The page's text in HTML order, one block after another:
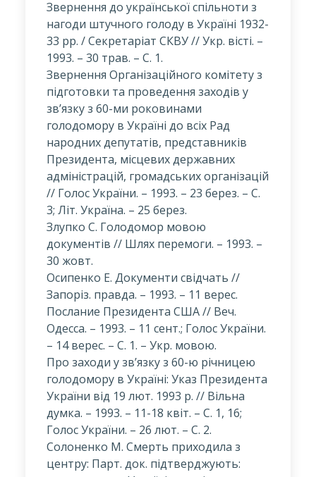
Звернення до української спільноти з
нагоди штучного голоду в Україні 1932-
33 pp. / Секретаріат СКВУ // Укр. вісті. –
1993. – 30 трав. – С. 1.
Звернення Організаційного комітету з
підготовки та проведення заходів у
зв’язку з 60-ми роковинами
голодомору в Україні до всіх Рад
народних депутатів, представників
Президента, місцевих державних
адміністрацій, громадських організацій
// Голос України. – 1993. – 23 берез. – С.
3; Літ. Україна. – 25 берез.
Злупко С. Голодомор мовою
документів // Шлях перемоги. – 1993. –
30 жовт.
Осипенко Е. Документи свідчать //
Запоріз. правда. – 1993. – 11 верес.
Послание Президента США // Веч.
Одесса. – 1993. – 11 сент.; Голос України.
– 14 верес. – С. 1. – Укр. мовою.
Про заходи у зв’язку з 60-ю річницею
голодомору в Україні: Указ Президента
України від 19 лют. 1993 р. // Вільна
думка. – 1993. – 11-18 квіт. – С. 1, 16;
Голос України. – 26 лют. – С. 2.
Солоненко M. Смерть приходила з
центру: Парт. док. підтверджують: